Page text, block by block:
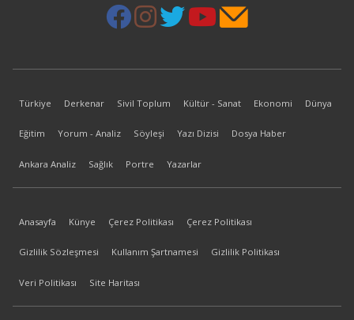
Türkiye Derkenar Sivil Toplum Kültür - Sanat Ekonomi Dünya
Eğitim Yorum - Analiz Söyleşi Yazı Dizisi Dosya Haber
Ankara Analiz Sağlık Portre Yazarlar
Anasayfa Künye Çerez Politikası Çerez Politikası
Gizlilik Sözleşmesi Kullanım Şartnamesi Gizlilik Politikası
Veri Politikası Site Haritası